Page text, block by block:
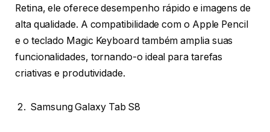
Retina, ele oferece desempenho rápido e imagens de
alta qualidade. A compatibilidade com o Apple Pencil
e o teclado Magic Keyboard também amplia suas
funcionalidades, tornando-o ideal para tarefas
criativas e produtividade.
Samsung Galaxy Tab S8